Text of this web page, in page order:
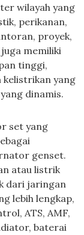
wilayah yang
perikanan,
proyek,
memiliki
tinggi,
kelistrikan yang
dinamis.
set yang
genset.
atau listrik
dari jaringan
lebih lengkap,
ATS, AMF,
baterai